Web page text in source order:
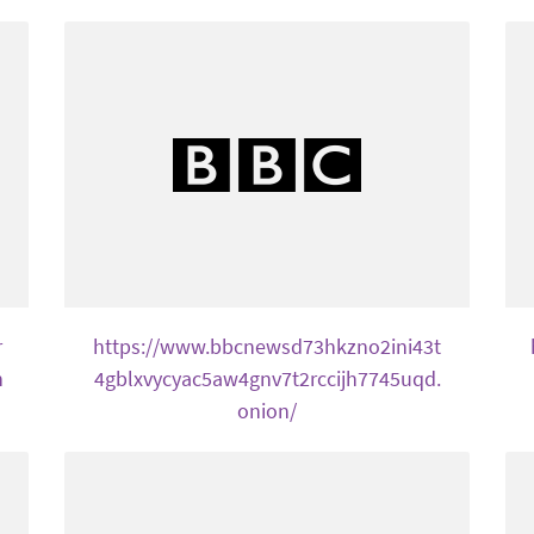
https://www.bbcnewsd73hkzno2ini43t
4gblxvycyac5aw4gnv7t2rccijh7745uqd.
onion/